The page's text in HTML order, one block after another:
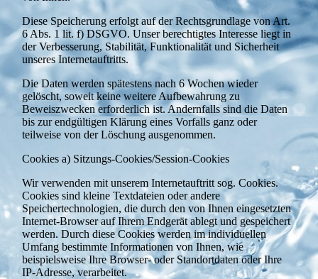
Diese Speicherung erfolgt auf der Rechtsgrundlage von Art.
6 Abs. 1 lit. f) DSGVO. Unser berechtigtes Interesse liegt in
der Verbesserung, Stabilität, Funktionalität und Sicherheit
unseres Internetauftritts.
Die Daten werden spätestens nach 6 Wochen wieder
gelöscht, soweit keine weitere Aufbewahrung zu
Beweiszwecken erforderlich ist. Andernfalls sind die Daten
bis zur endgültigen Klärung eines Vorfalls ganz oder
teilweise von der Löschung ausgenommen.
Cookies a) Sitzungs-Cookies/Session-Cookies
Wir verwenden mit unserem Internetauftritt sog. Cookies.
Cookies sind kleine Textdateien oder andere
Speichertechnologien, die durch den von Ihnen eingesetzten
Internet-Browser auf Ihrem Endgerät ablegt und gespeichert
werden. Durch diese Cookies werden im individuellen
Umfang bestimmte Informationen von Ihnen, wie
beispielsweise Ihre Browser- oder Standortdaten oder Ihre
IP-Adresse, verarbeitet.